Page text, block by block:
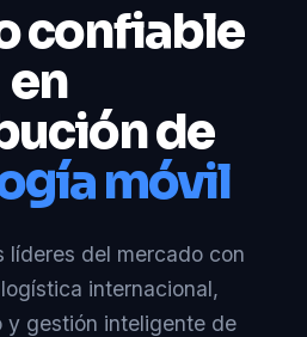
confiable
en
de
móvil
líderes del mercado con
internacional,
y gestión inteligente de